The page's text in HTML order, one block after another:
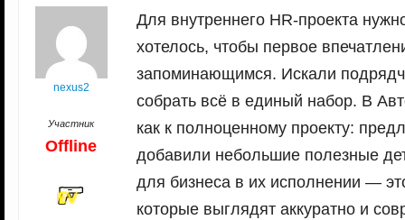
nexus2
Участник
Offline
Для внутреннего HR-проекта
хотелось, чтобы первое
запоминающимся. Искали
собрать всё в единый набор. В
как к полноценному проекту:
добавили небольшие полезные
для бизнеса в их исполнении —
которые выглядят аккуратно и